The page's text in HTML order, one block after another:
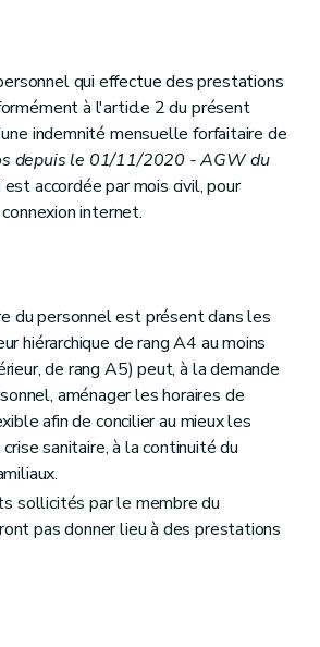
qui effectue des prestations
à l'article 2 du présent
indemnité mensuelle forfaitaire de
depuis le 01/11/2020 - AGW du
est accordée par mois civil, pour
internet.
du personnel est présent dans les
hiérarchique de rang A4 au moins
de rang A5) peut, à la demande
aménager les horaires de
afin de concilier au mieux les
sanitaire, à la continuité du
sollicités par le membre du
pas donner lieu à des prestations